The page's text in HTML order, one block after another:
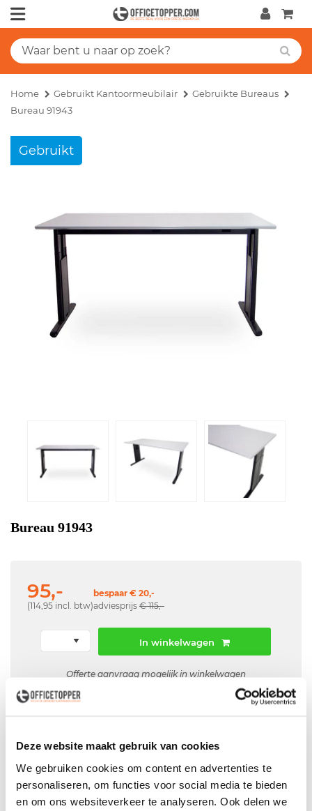
Deze website maakt gebruik van cookies
We gebruiken cookies om content en advertenties te
personaliseren, om functies voor social media te bieden
en om ons websiteverkeer te analyseren. Ook delen we
Home Gebruikt Kantoormeubilair
Gebruikte Bureaus
Bureau 91943
Gebruikt
Bureau 91943
95,-
(114,95 incl. btw)
bespaar € 20,-
adviesprijs € 115,-
In winkelwagen
Offerte aanvraag mogelijk in winkelwagen
Levering
Voor zowelParticulieralsZakelijk